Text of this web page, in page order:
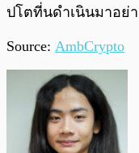
ปโตที่นดำเนินมาอย่
Source: AmbCrypto